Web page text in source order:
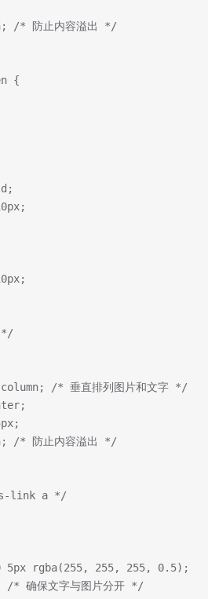
/* 防止内容溢出 */
{
/* 垂直排列图片和文字 */
/* 防止内容溢出 */
link a */
5px rgba(255, 255, 255, 0.5);
* 确保文字与图片分开 */